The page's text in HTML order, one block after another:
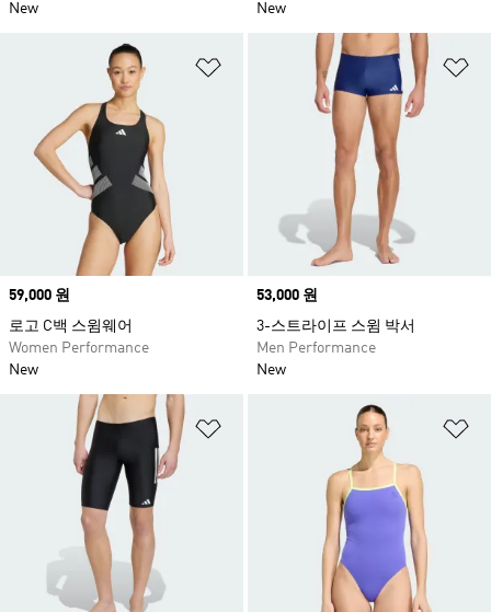
New
New
위시리스트 담기
Price
59,000 원
로고 C백 스윔웨어
Women Performance
New
Price
53,000 원
3-스트라이프 스윔 박서
Men Performance
New